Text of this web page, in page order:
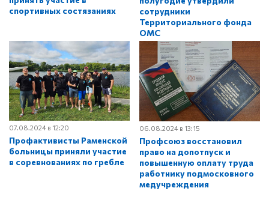
спортивных состязаниях
сотрудники
Территориального фонда
ОМС
07.08.2024 в 12:20
Профактивисты Раменской
больницы приняли участие
в соревнованиях по гребле
06.08.2024 в 13:15
Профсоюз восстановил
право на допотпуск и
повышенную оплату труда
работнику подмосковного
медучреждения